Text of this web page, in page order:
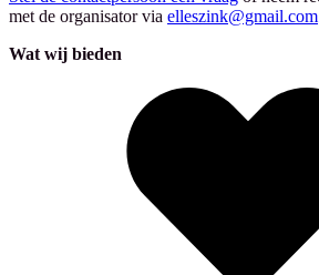
met de organisator via elleszink@gmail.com
Wat wij bieden